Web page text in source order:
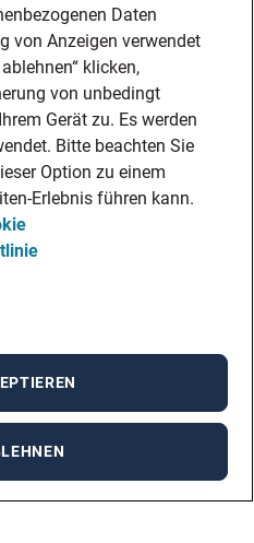
Daten
von Anzeigen verwendet
klicken,
von unbedingt
Gerät zu. Es werden
Bitte beachten Sie
Option zu einem
Erlebnis führen kann.